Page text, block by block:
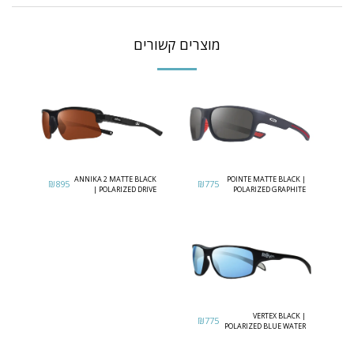
מוצרים קשורים
POINTE MATTE BLACK |
POLARIZED GRAPHITE
₪775
ANNIKA 2 MATTE BLACK
| POLARIZED DRIVE
₪895
VERTEX BLACK |
POLARIZED BLUE WATER
₪775